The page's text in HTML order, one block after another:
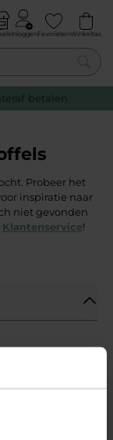
InloggenFavorietenWinkeltas
0
Probeer het
inspiratie naar
niet gevonden
Klantenservice!